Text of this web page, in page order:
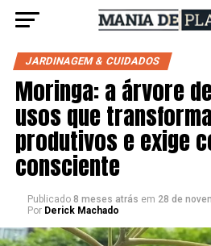
JARDINAGEM & CUIDADOS
Moringa: a árvore
usos que
produtivos e exige
consciente
Publicado 8 meses atrás em 28 de
Por Derick Machado